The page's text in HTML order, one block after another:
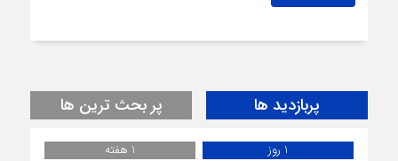
پربازدید ها پر بحث ترین ها
1 روز
1 هفته